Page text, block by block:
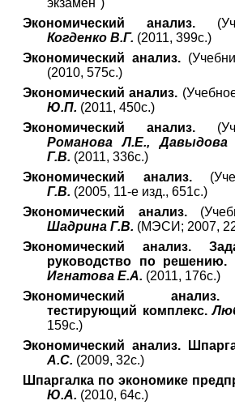
экзамен")
Экономический анализ.
Когденко В.Г. (2011, 399с.)
Экономический анализ.
(2010, 575с.)
Экономический анализ.
Ю.П. (2011, 450с.)
Экономический анализ.
Романова Л.Е., Давыдова
Г.В. (2011, 336с.)
Экономический анализ.
Г.В. (2005, 11-е изд., 651с.)
Экономический анализ.
Шадрина Г.В. (МЭСИ; 2007,
Экономический анализ.
руководство по решению.
Игнатова Е.А. (2011, 176с.)
Экономический
тестирующий комплекс.
159с.)
Экономический анализ.
А.С. (2009, 32с.)
Шпаргалка по экономике
Ю.А. (2010, 64с.)